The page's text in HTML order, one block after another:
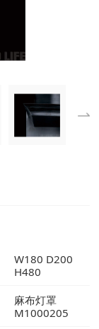
H480
M1000205